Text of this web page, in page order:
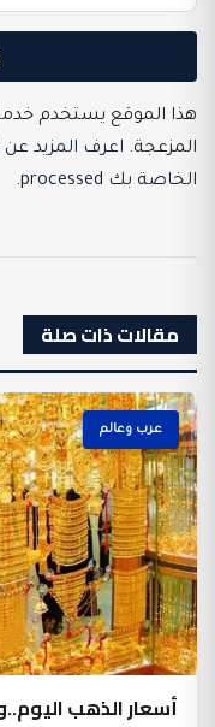
هذا الموقع يستخدم
المزعجة. اعرف المزيد عن
الخاصة بك processed
.
مقالات ذات صلة
عرب وعالم
أسعار الذهب اليوم..وعيار 21 يسجل 3250